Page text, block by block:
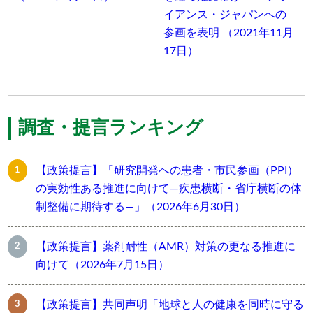
イアンス・ジャパンへの
参画を表明 （2021年11月
17日）
調査・提言ランキング
【政策提言】「研究開発への患者・市民参画（PPI）
の実効性ある推進に向けて―疾患横断・省庁横断の体
制整備に期待する―」（2026年6月30日）
【政策提言】薬剤耐性（AMR）対策の更なる推進に
向けて（2026年7月15日）
【政策提言】共同声明「地球と人の健康を同時に守る